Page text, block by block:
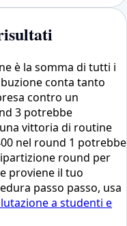
è la somma di tutti i
conta tanto
contro un
3 potrebbe
vittoria di routine
nel round 1 potrebbe
round per
proviene il tuo
passo passo, usa
a studenti e